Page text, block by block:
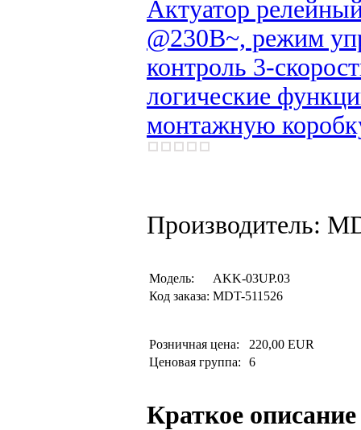
Актуатор
@230В~, режим
контроль 3-
логические
монтажную
Производитель:
Модель:
AKK-03UP.03
Код заказа: MDT-511526
Розничная цена:
220,00 EUR
Ценовая группа:
6
Краткое описание